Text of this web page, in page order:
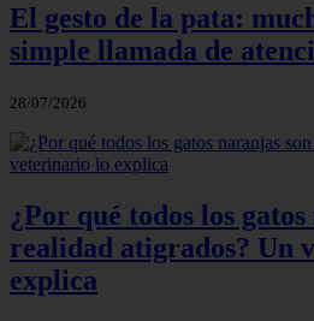
El gesto de la pata:
simple llamada de
28/07/2026
¿Por qué todos los
realidad atigrados? Un
explica